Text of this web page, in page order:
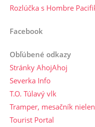
Rozlúčka s Hombre
Facebook
Obľúbené odkazy
Stránky AhojAhoj
Severka Info
T.O. Túlavý vlk
Tramper, mesačník
Tourist Portal